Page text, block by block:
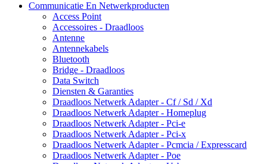
Communicatie En Netwerkproducten
Access Point
Accessoires - Draadloos
Antenne
Antennekabels
Bluetooth
Bridge - Draadloos
Data Switch
Diensten & Garanties
Draadloos Netwerk Adapter - Cf / Sd / Xd
Draadloos Netwerk Adapter - Homeplug
Draadloos Netwerk Adapter - Pci-e
Draadloos Netwerk Adapter - Pci-x
Draadloos Netwerk Adapter - Pcmcia / Expresscard
Draadloos Netwerk Adapter - Poe